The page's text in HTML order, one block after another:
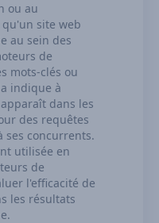
ou au
site web
au sein des
de
mots-clés ou
indique à
dans les
des requêtes
concurrents.
utilisée en
de
l'efficacité de
les résultats